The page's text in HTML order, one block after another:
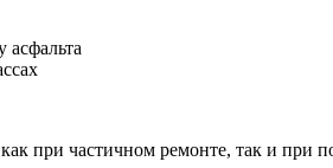
асфальта
при частичном ремонте, так и при